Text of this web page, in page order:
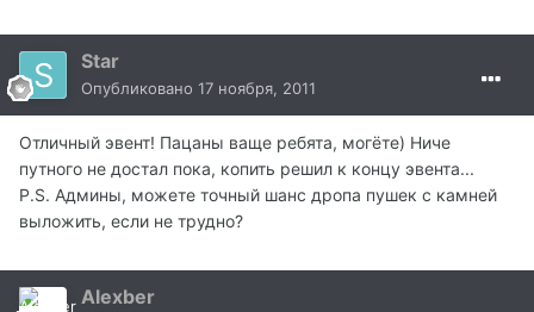
Star
Опубликовано 17 ноября, 2011
Отличный эвент! Пацаны ваще ребята, могёте) Ниче
путного не достал пока, копить решил к концу эвента...
P.S. Админы, можете точный шанс дропа пушек с камней
выложить, если не трудно?
Alexber